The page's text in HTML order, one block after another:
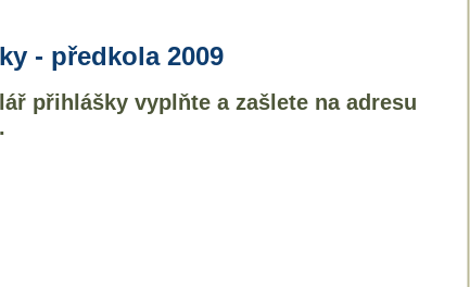
- předkola 2009
přihlášky vyplňte a zašlete na adresu